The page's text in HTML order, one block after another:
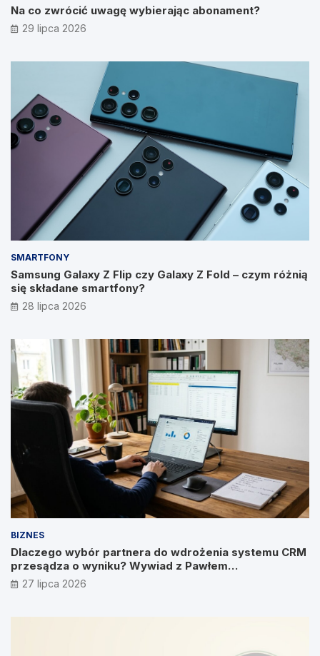
Na co zwrócić uwagę wybierając abonament?
29 lipca 2026
SMARTFONY
Samsung Galaxy Z Flip czy Galaxy Z Fold – czym różnią
się składane smartfony?
28 lipca 2026
BIZNES
Dlaczego wybór partnera do wdrożenia systemu CRM
przesądza o wyniku? Wywiad z Pawłem
Prymakowskim, CEO IT Vision
27 lipca 2026